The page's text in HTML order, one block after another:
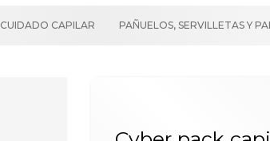
CUIDADO CAPILAR PAÑUELOS, SERVILLETAS Y